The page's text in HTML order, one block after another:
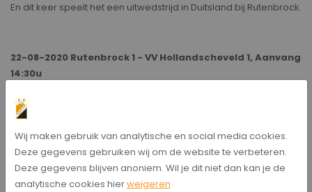
En dit keer speelt het een uitwedstrijd in Duitsland bij Rutenbrock.
22-08-2020 Rutenbrock 1 - VV Hollandscheveld 1, Aanvang
14:30u
Nick Steenkamp
Bericht delen
Wij maken gebruik van analytische en social media cookies.
Deze gegevens gebruiken wij om de website te verbeteren.
Deze gegevens blijven anoniem. Wil je dit niet dan kan je de
analytische cookies hierweigeren